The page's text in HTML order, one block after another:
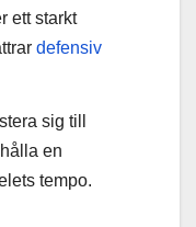
ett starkt
defensiv
sig till
en
tempo.